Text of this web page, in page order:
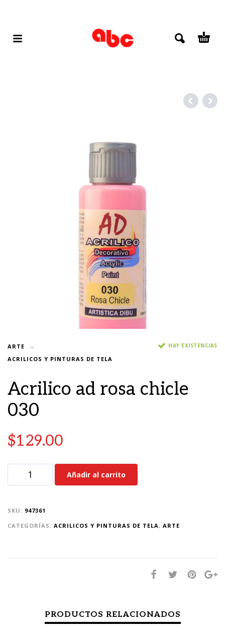
ARTE
ACRILICOS Y PINTURAS DE TELA
HAY EXISTENCIAS
Acrilico ad rosa chicle
030
$129.00
Añadir al carrito
SKU: 947361
CATEGORÍAS: ACRILICOS Y PINTURAS DE TELA, ARTE
PRODUCTOS RELACIONADOS